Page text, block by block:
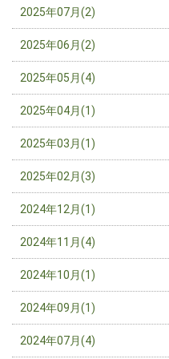
2025年07月(2)
2025年06月(2)
2025年05月(4)
2025年04月(1)
2025年03月(1)
2025年02月(3)
2024年12月(1)
2024年11月(4)
2024年10月(1)
2024年09月(1)
2024年07月(4)